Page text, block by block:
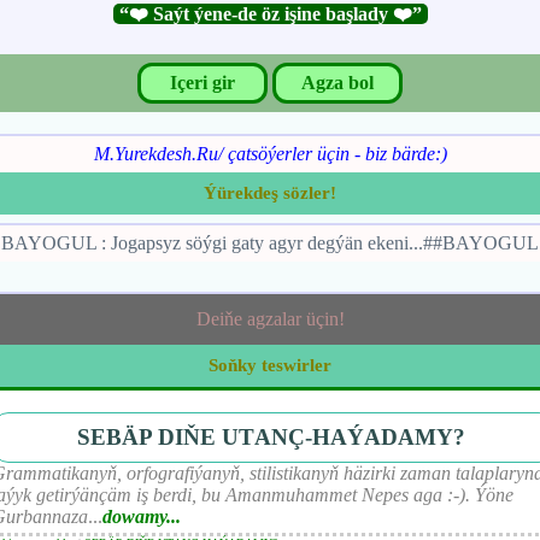
“❤️ Saýt ýene-de öz işine başlady ❤️”
Içeri gir Agza bol
M.Yurekdesh.Ru/ çatsöýerler üçin - biz bärde:)
Ýürekdeş sözler!
BAYOGUL : Jogapsyz söýgi gaty agyr degýän ekeni...##BAYOGUL
Deiňe agzalar üçin!
Soňky teswirler
SEBÄP DIŇE UTАNÇ-HАÝADАMY?
orfografiýanyň, stilistikanyň häzirki zaman
getirýänçäm iş berdi, bu Amanmuhammet Nepes aga :-). Ýöne
...dowamy...